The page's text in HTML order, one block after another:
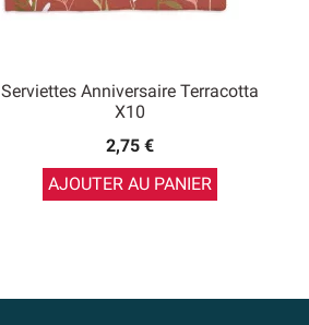
Serviettes Anniversaire Terracotta
X10
2,75 €
AJOUTER AU PANIER